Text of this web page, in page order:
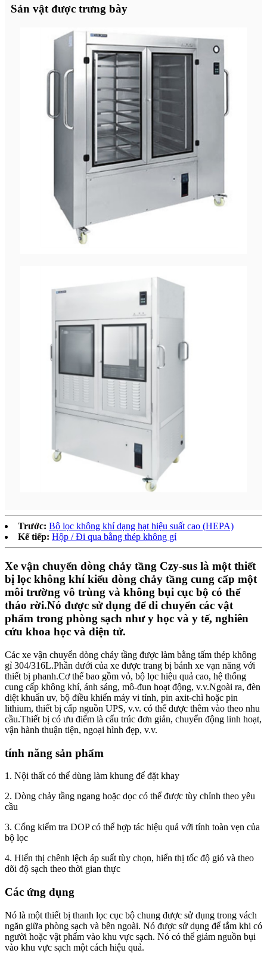
Sản vật được trưng bày
Trước: Bộ lọc không khí dạng hạt hiệu suất cao (HEPA)
Kế tiếp: Hộp / Đi qua bằng thép không gỉ
Xe vận chuyển dòng chảy tầng Czy-sus là một thiết
bị lọc không khí kiểu dòng chảy tầng cung cấp một
môi trường vô trùng và không bụi cục bộ có thể
tháo rời.Nó được sử dụng để di chuyển các vật
phẩm trong phòng sạch như y học và y tế, nghiên
cứu khoa học và điện tử.
Các xe vận chuyển dòng chảy tầng được làm bằng tấm thép không
gỉ 304/316L.Phần dưới của xe được trang bị bánh xe vạn năng với
thiết bị phanh.Cơ thể bao gồm vỏ, bộ lọc hiệu quả cao, hệ thống
cung cấp không khí, ánh sáng, mô-đun hoạt động, v.v.Ngoài ra, đèn
diệt khuẩn uv, bộ điều khiển máy vi tính, pin axit-chì hoặc pin
lithium, thiết bị cấp nguồn UPS, v.v. có thể được thêm vào theo nhu
cầu.Thiết bị có ưu điểm là cấu trúc đơn giản, chuyển động linh hoạt,
vận hành thuận tiện, ngoại hình đẹp, v.v.
tính năng sản phẩm
1. Nội thất có thể dùng làm khung để đặt khay
2. Dòng chảy tầng ngang hoặc dọc có thể được tùy chỉnh theo yêu
cầu
3. Cổng kiểm tra DOP có thể hợp tác hiệu quả với tính toàn vẹn của
bộ lọc
4. Hiển thị chênh lệch áp suất tùy chọn, hiển thị tốc độ gió và theo
dõi độ sạch theo thời gian thực
Các ứng dụng
Nó là một thiết bị thanh lọc cục bộ chung được sử dụng trong vách
ngăn giữa phòng sạch và bên ngoài. Nó được sử dụng để tắm khi có
người hoặc vật phẩm vào khu vực sạch. Nó có thể giảm nguồn bụi
vào khu vực sạch một cách hiệu quả.